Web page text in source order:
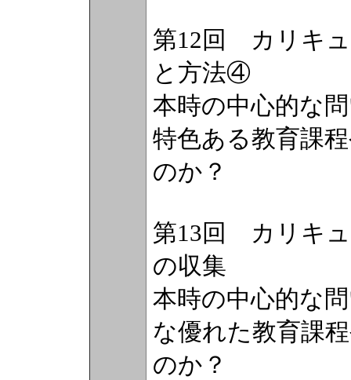
第12回 カリキ
と方法④
本時の中心的な
特色ある教育課
のか？
第13回 カリキ
の収集
本時の中心的な
な優れた教育課
のか？